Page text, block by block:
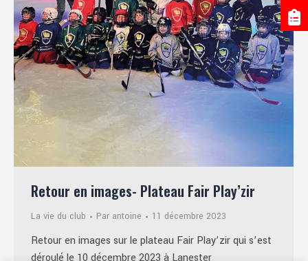
Retour en images- Plateau Fair Play’zir
La vie du club Par antoine 11 décembre 2023
Retour en images sur le plateau Fair Play’zir qui s’est
déroulé le 10 décembre 2023 à Lanester